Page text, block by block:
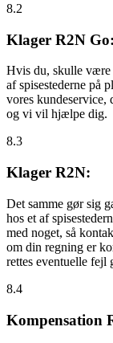
8.2
Klager R2N Go:
Hvis du, skulle være
af spisestederne på
vores kundeservice,
og vi vil hjælpe dig.
8.3
Klager R2N:
Det samme gør sig
hos et af
med noget, så
om din regning er
rettes eventuelle fejl
8.4
Kompensation